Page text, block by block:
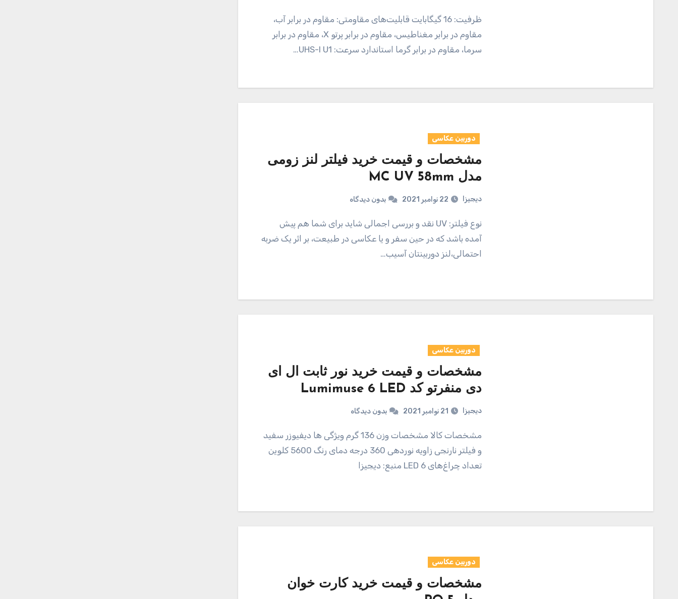
ظرفیت: 16 گیگابایت قابلیت‌های مقاومتی: مقاوم در برابر آب،
مقاوم در برابر مغناطیس، مقاوم در برابر پرتو X، مقاوم در برابر
سرما، مقاوم در برابر گرما استاندارد سرعت: UHS-I U1…
دوربین عکاسی
مشخصات و قیمت خرید فیلتر لنز زومی
مدل MC UV 58mm
دیجیزا 22 نوامبر 2021 بدون دیدگاه
نوع فیلتر: UV نقد و بررسی اجمالی شاید برای شما هم پیش
آمده باشد که در حین سفر و یا عکاسی در طبیعت، بر اثر یک ضربه
احتمالی،لنز دوربینتان آسیب…
دوربین عکاسی
مشخصات و قیمت خرید نور ثابت ال ای
دی منفرتو کد Lumimuse 6 LED
دیجیزا 21 نوامبر 2021 بدون دیدگاه
مشخصات کالا مشخصات وزن 136 گرم ویژگی ها دیفیوزر سفید
و فیلتر نارنجی زاویه نوردهی 360 درجه دمای رنگ 5600 کلوین
تعداد چراغ‌های LED 6 منبع: دیجیزا
دوربین عکاسی
مشخصات و قیمت خرید کارت خوان